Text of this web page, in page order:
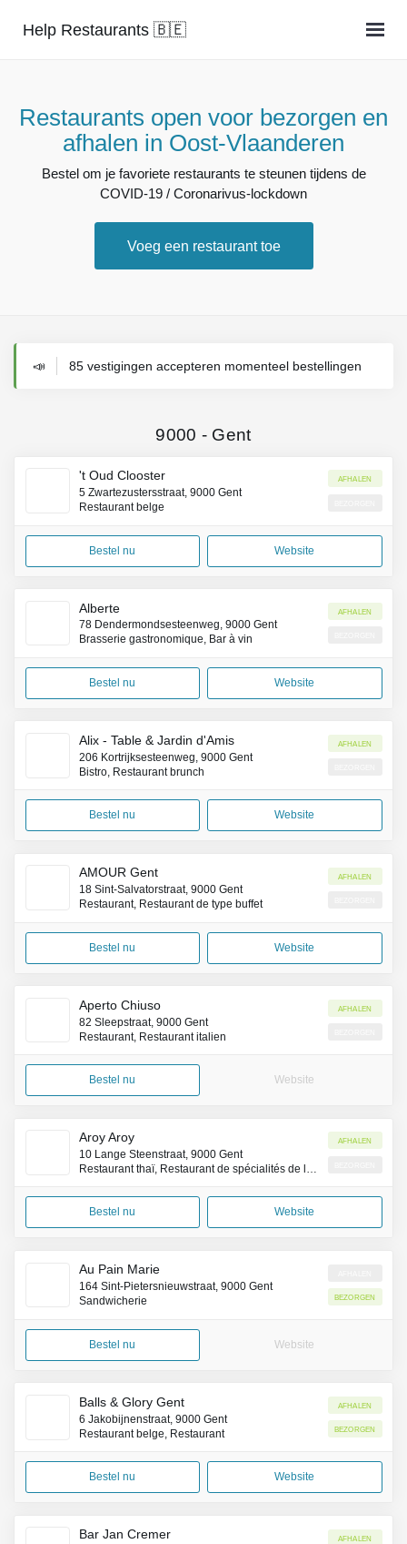
Help Restaurants 🇧🇪
Restaurants open voor bezorgen en
afhalen in Oost-Vlaanderen
Bestel om je favoriete restaurants te steunen tijdens de
COVID-19 / Coronarivus-lockdown
Voeg een restaurant toe
📣 85 vestigingen accepteren momenteel bestellingen
9000 - Gent
't Oud Clooster
5 Zwartezustersstraat, 9000 Gent
Restaurant belge
Afhalen
Bestel nu Website
Alberte
78 Dendermondsesteenweg, 9000 Gent
Brasserie gastronomique, Bar à vin
Afhalen
Bestel nu Website
Alix - Table & Jardin d'Amis
206 Kortrijksesteenweg, 9000 Gent
Bistro, Restaurant brunch
Afhalen
Bestel nu Website
AMOUR Gent
18 Sint-Salvatorstraat, 9000 Gent
Restaurant, Restaurant de type buffet
Afhalen
Bestel nu Website
Aperto Chiuso
82 Sleepstraat, 9000 Gent
Restaurant, Restaurant italien
Afhalen
Bestel nu Website
Aroy Aroy
10 Lange Steenstraat, 9000 Gent
Restaurant thaï, Restaurant de spécialités de la côte Pacifique (Asie)
Afhalen
Bestel nu Website
Au Pain Marie
164 Sint-Pietersnieuwstraat, 9000 Gent
Sandwicherie
Bezorgen
Bestel nu Website
Balls & Glory Gent
6 Jakobijnenstraat, 9000 Gent
Restaurant belge, Restaurant
Afhalen
Bezorgen
Bestel nu Website
Bar Jan Cremer Afhalen